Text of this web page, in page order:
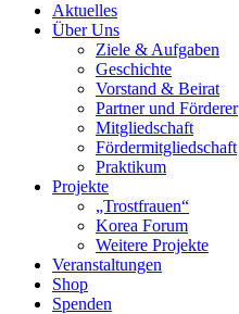
Aktuelles
Über Uns
Ziele & Aufgaben
Geschichte
Vorstand & Beirat
Partner und Förderer
Mitgliedschaft
Fördermitgliedschaft
Praktikum
Projekte
„Trostfrauen“
Korea Forum
Weitere Projekte
Veranstaltungen
Shop
Spenden